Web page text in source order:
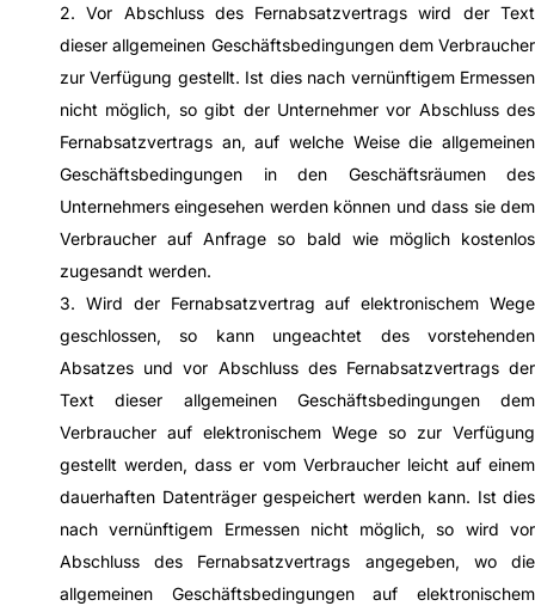
2. Vor Abschluss des Fernabsatzvertrags wird der Text
dieser allgemeinen Geschäftsbedingungen dem Verbraucher
zur Verfügung gestellt. Ist dies nach vernünftigem Ermessen
nicht möglich, so gibt der Unternehmer vor Abschluss des
Fernabsatzvertrags an, auf welche Weise die allgemeinen
Geschäftsbedingungen in den Geschäftsräumen des
Unternehmers eingesehen werden können und dass sie dem
Verbraucher auf Anfrage so bald wie möglich kostenlos
zugesandt werden.
3. Wird der Fernabsatzvertrag auf elektronischem Wege
geschlossen, so kann ungeachtet des vorstehenden
Absatzes und vor Abschluss des Fernabsatzvertrags der
Text dieser allgemeinen Geschäftsbedingungen dem
Verbraucher auf elektronischem Wege so zur Verfügung
gestellt werden, dass er vom Verbraucher leicht auf einem
dauerhaften Datenträger gespeichert werden kann. Ist dies
nach vernünftigem Ermessen nicht möglich, so wird vor
Abschluss des Fernabsatzvertrags angegeben, wo die
allgemeinen Geschäftsbedingungen auf elektronischem